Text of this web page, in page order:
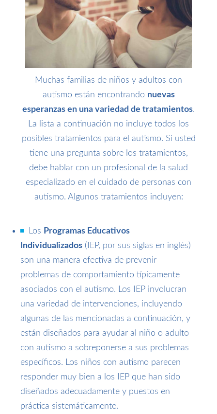
Muchas familias de niños y adultos con
autismo están encontrando nuevas
esperanzas en una variedad de tratamientos.
La lista a continuación no incluye todos los
posibles tratamientos para el autismo. Si usted
tiene una pregunta sobre los tratamientos,
debe hablar con un profesional de la salud
especializado en el cuidado de personas con
autismo. Algunos tratamientos incluyen:
Los Programas Educativos
Individualizados (IEP, por sus siglas en inglés)
son una manera efectiva de prevenir
problemas de comportamiento típicamente
asociados con el autismo. Los IEP involucran
una variedad de intervenciones, incluyendo
algunas de las mencionadas a continuación, y
están diseñados para ayudar al niño o adulto
con autismo a sobreponerse a sus problemas
específicos. Los niños con autismo parecen
responder muy bien a los IEP que han sido
diseñados adecuadamente y puestos en
práctica sistemáticamente.